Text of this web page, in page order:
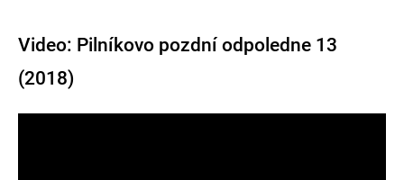
Video: Pilníkovo pozdní odpoledne 13
(2018)